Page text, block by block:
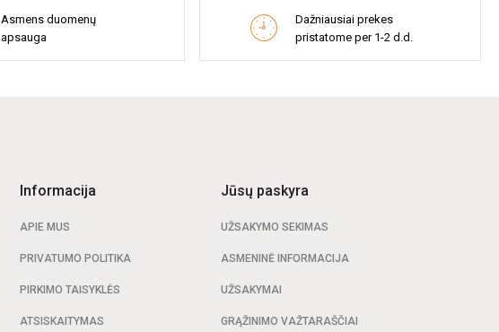
Asmens duomenų
apsauga
Dažniausiai prekes
pristatome per 1-2 d.d.
Informacija
APIE MUS
PRIVATUMO POLITIKA
PIRKIMO TAISYKLĖS
ATSISKAITYMAS
Jūsų paskyra
UŽSAKYMO SEKIMAS
ASMENINĖ INFORMACIJA
UŽSAKYMAI
GRĄŽINIMO VAŽTARAŠČIAI